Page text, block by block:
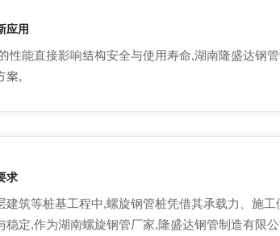
应用
性能直接影响结构安全与使用寿命,湖南隆盛达钢
案,
求
筑等桩基工程中,螺旋钢管桩凭借其承载力、施
定,作为湖南螺旋钢管厂家,隆盛达钢管制造有限